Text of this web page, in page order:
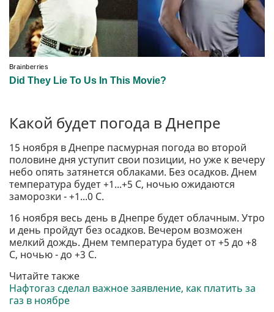
Какой будет погода в Днепре
15 ноября в Днепре пасмурная погода во второй
половине дня уступит свои позиции, но уже к вечеру
небо опять затянется облаками. Без осадков. Днем
температура будет +1...+5 С, ночью ожидаются
заморозки - +1...0 С.
16 ноября весь день в Днепре будет облачным. Утро
и день пройдут без осадков. Вечером возможен
мелкий дождь. Днем температура будет от +5 до +8
С, ночью - до +3 С.
Читайте также
Нафтогаз сделал важное заявление, как платить за
газ в ноябре